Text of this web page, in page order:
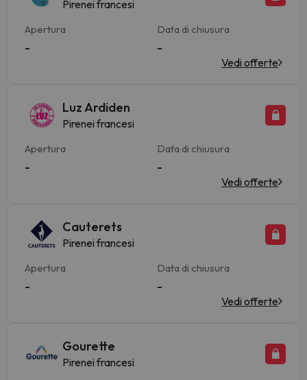
Pirenei francesi
Apertura
-
Data di chiusura
-
Vedi offerte
Luz Ardiden
Pirenei francesi
Apertura
-
Data di chiusura
-
Vedi offerte
Cauterets
Pirenei francesi
Apertura
-
Data di chiusura
-
Vedi offerte
Gourette
Pirenei francesi